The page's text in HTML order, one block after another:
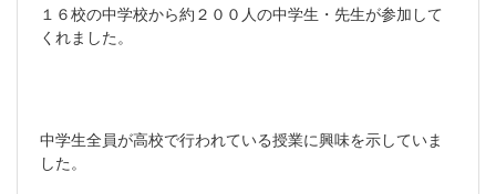
１６校の中学校から約２００人の中学生・先生が参加して
くれました。
中学生全員が高校で行われている授業に興味を示していま
した。